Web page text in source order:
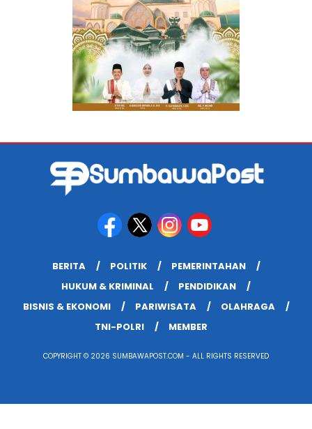
BERITA POLITIK
PEMERINTAHAN
HUKUM & KRIMINAL
PENDIDIKAN
BISNIS & EKONOMI
PARIWISATA
OLAHRAGA
TNI-POLRI
MEMBER
COPYRIGHT © 2026 SUMBAWAPOST.COM - ALL RIGHTS RESERVED